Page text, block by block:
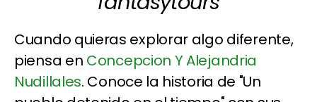
Cuando quieras explorar algo diferente,
piensa en Concepcion Y Alejandria
Nudillales. Conoce la historia de "Un